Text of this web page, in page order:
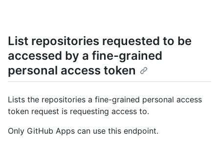
List repositories requested to be
accessed by a fine-grained
personal access token
Lists the repositories a fine-grained personal access
token request is requesting access to.
Only GitHub Apps can use this endpoint.